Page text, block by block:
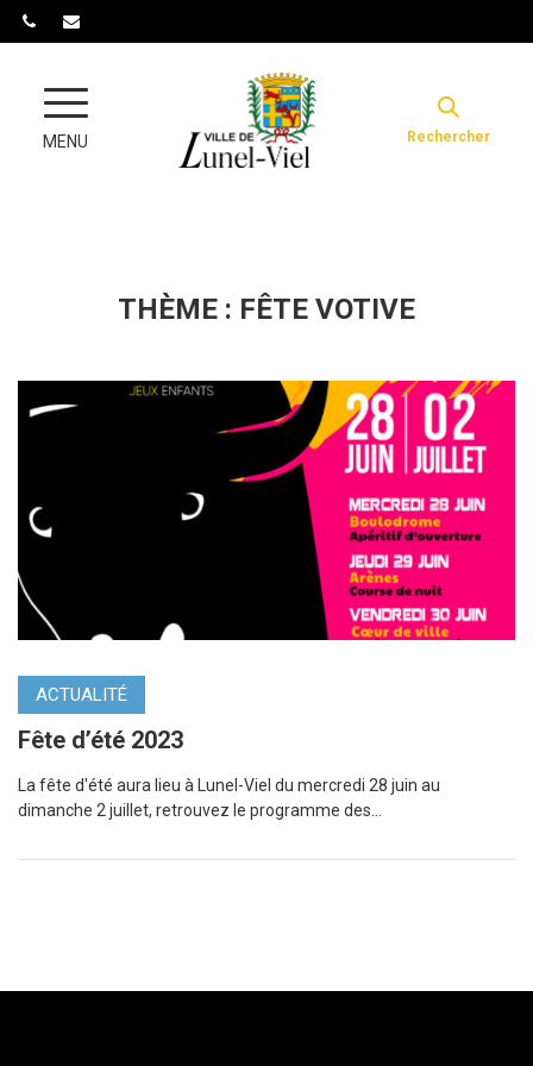
MENU Rechercher
THÈME : FÊTE VOTIVE
ACTUALITÉ
Fête d’été 2023
La fête d'été aura lieu à Lunel-Viel du mercredi 28 juin au
dimanche 2 juillet, retrouvez le programme des...